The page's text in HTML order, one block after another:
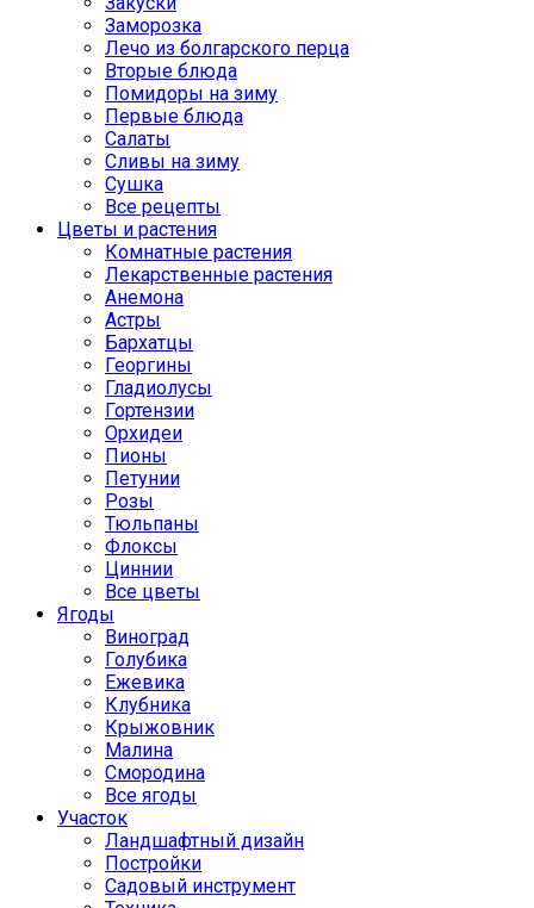
Заморозка
Лечо из болгарского перца
Вторые блюда
Помидоры на зиму
Первые блюда
Салаты
Сливы на зиму
Сушка
Все рецепты
Цветы и растения
Комнатные растения
Лекарственные растения
Анемона
Астры
Бархатцы
Георгины
Гладиолусы
Гортензии
Орхидеи
Пионы
Петунии
Розы
Тюльпаны
Флоксы
Циннии
Все цветы
Ягоды
Виноград
Голубика
Ежевика
Клубника
Крыжовник
Малина
Смородина
Все ягоды
Участок
Ландшафтный дизайн
Постройки
Садовый инструмент